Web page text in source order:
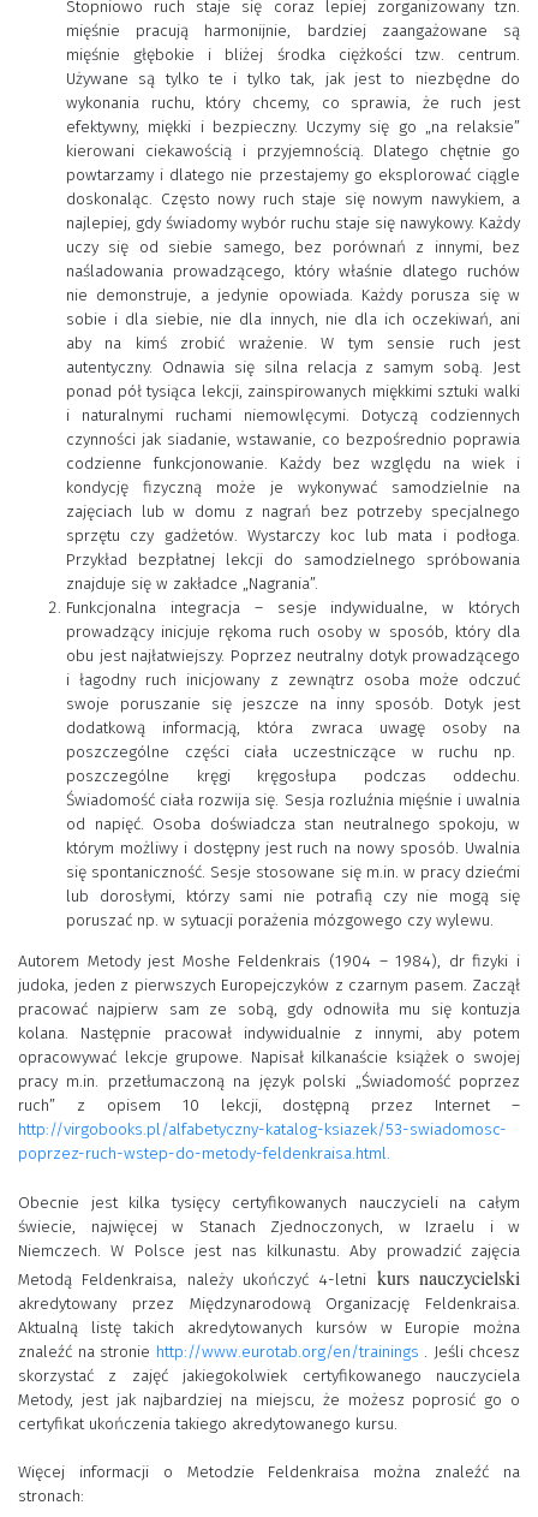
Stopniowo ruch staje się coraz lepiej zorganizowany tzn.
mięśnie pracują harmonijnie, bardziej zaangażowane są
mięśnie głębokie i bliżej środka ciężkości tzw. centrum.
Używane są tylko te i tylko tak, jak jest to niezbędne do
wykonania ruchu, który chcemy, co sprawia, że ruch jest
efektywny, miękki i bezpieczny. Uczymy się go „na relaksie”
kierowani ciekawością i przyjemnością. Dlatego chętnie go
powtarzamy i dlatego nie przestajemy go eksplorować ciągle
doskonaląc. Często nowy ruch staje się nowym nawykiem, a
najlepiej, gdy świadomy wybór ruchu staje się nawykowy. Każdy
uczy się od siebie samego, bez porównań z innymi, bez
naśladowania prowadzącego, który właśnie dlatego ruchów
nie demonstruje, a jedynie opowiada. Każdy porusza się w
sobie i dla siebie, nie dla innych, nie dla ich oczekiwań, ani
aby na kimś zrobić wrażenie. W tym sensie ruch jest
autentyczny. Odnawia się silna relacja z samym sobą. Jest
ponad pół tysiąca lekcji, zainspirowanych miękkimi sztuki walki
i naturalnymi ruchami niemowlęcymi. Dotyczą codziennych
czynności jak siadanie, wstawanie, co bezpośrednio poprawia
codzienne funkcjonowanie. Każdy bez względu na wiek i
kondycję fizyczną może je wykonywać samodzielnie na
zajęciach lub w domu z nagrań bez potrzeby specjalnego
sprzętu czy gadżetów. Wystarczy koc lub mata i podłoga.
Przykład bezpłatnej lekcji do samodzielnego spróbowania
znajduje się w zakładce „Nagrania”.
Funkcjonalna integracja – sesje indywidualne, w których
prowadzący inicjuje rękoma ruch osoby w sposób, który dla
obu jest najłatwiejszy. Poprzez neutralny dotyk prowadzącego
i łagodny ruch inicjowany z zewnątrz osoba może odczuć
swoje poruszanie się jeszcze na inny sposób. Dotyk jest
dodatkową informacją, która zwraca uwagę osoby na
poszczególne części ciała uczestniczące w ruchu np.
poszczególne kręgi kręgosłupa podczas oddechu.
Świadomość ciała rozwija się. Sesja rozluźnia mięśnie i uwalnia
od napięć. Osoba doświadcza stan neutralnego spokoju, w
którym możliwy i dostępny jest ruch na nowy sposób. Uwalnia
się spontaniczność. Sesje stosowane się m.in. w pracy dziećmi
lub dorosłymi, którzy sami nie potrafią czy nie mogą się
poruszać np. w sytuacji porażenia mózgowego czy wylewu.
Autorem Metody jest Moshe Feldenkrais (1904 – 1984), dr fizyki i
judoka, jeden z pierwszych Europejczyków z czarnym pasem. Zaczął
pracować najpierw sam ze sobą, gdy odnowiła mu się kontuzja
kolana. Następnie pracował indywidualnie z innymi, aby potem
opracowywać lekcje grupowe. Napisał kilkanaście książek o swojej
pracy m.in. przetłumaczoną na język polski „Świadomość poprzez
ruch” z opisem 10 lekcji, dostępną przez Internet –
http://virgobooks.pl/alfabetyczny-katalog-ksiazek/53-swiadomosc-
poprzez-ruch-wstep-do-metody-feldenkraisa.html.
Obecnie jest kilka tysięcy certyfikowanych nauczycieli na całym
świecie, najwięcej w Stanach Zjednoczonych, w Izraelu i w
Niemczech. W Polsce jest nas kilkunastu. Aby prowadzić zajęcia
Metodą Feldenkraisa, należy ukończyć 4-letni kurs nauczycielski
akredytowany przez Międzynarodową Organizację Feldenkraisa.
Aktualną listę takich akredytowanych kursów w Europie można
znaleźć na stronie http://www.eurotab.org/en/trainings . Jeśli chcesz
skorzystać z zajęć jakiegokolwiek certyfikowanego nauczyciela
Metody, jest jak najbardziej na miejscu, że możesz poprosić go o
certyfikat ukończenia takiego akredytowanego kursu.
Więcej informacji o Metodzie Feldenkraisa można znaleźć na
stronach: